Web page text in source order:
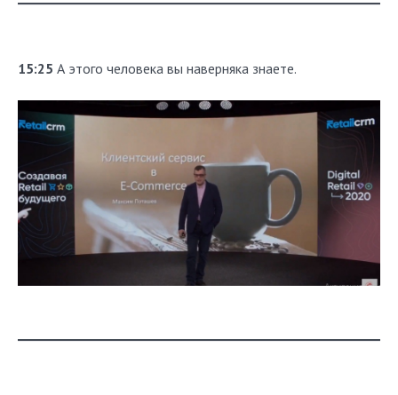
15:25 А этого человека вы наверняка знаете.